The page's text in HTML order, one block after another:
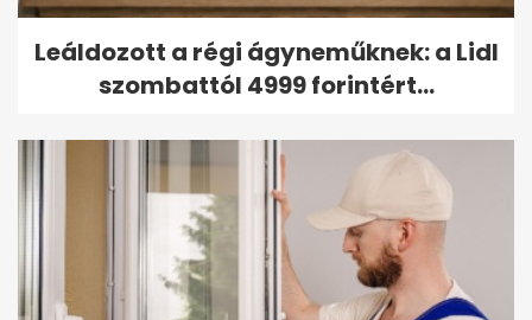
Leáldozott a régi ágyneműknek: a Lidl
szombattól 4999 forintért...